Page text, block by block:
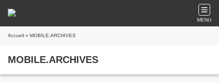
MENU
Accueil » MOBILE.ARCHIVES
MOBILE.ARCHIVES